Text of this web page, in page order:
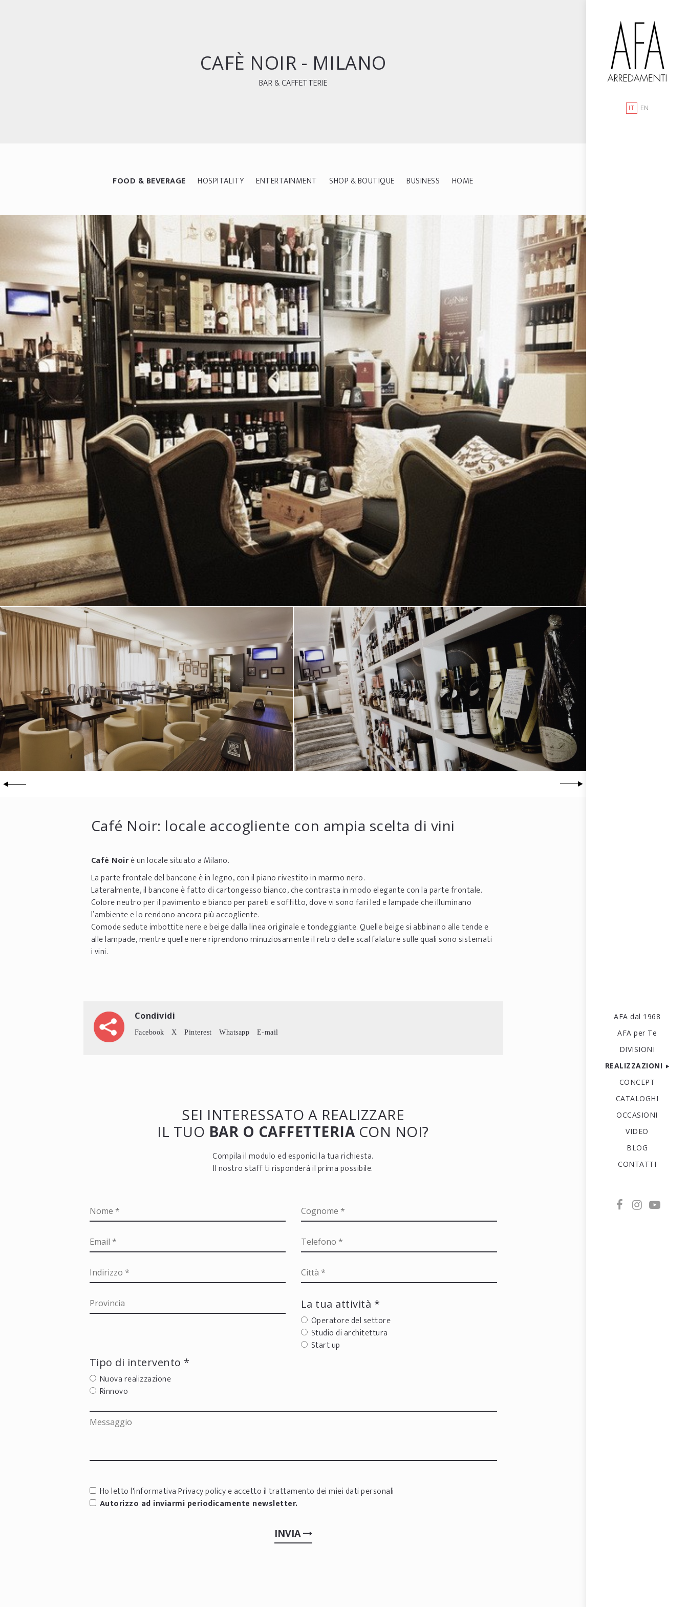
IT EN
AFA dal 1968
AFA per Te
DIVISIONI
REALIZZAZIONI
CONCEPT
CATALOGHI
OCCASIONI
VIDEO
BLOG
CONTATTI
CAFÈ NOIR - MILANO
BAR & CAFFETTERIE
FOOD & BEVERAGE HOSPITALITY ENTERTAINMENT SHOP & BOUTIQUE BUSINESS HOME
Café Noir: locale accogliente con ampia scelta di vini
Café Noirè un locale situato a Milano.
La parte frontale del bancone è in legno, con il piano rivestito in marmo nero.
Lateralmente, il bancone è fatto di cartongesso bianco, che contrasta in modo elegante con la parte frontale.
Colore neutro per il pavimento e bianco per pareti e soffitto, dove vi sono fari led e lampade che illuminano
l’ambiente e lo rendono ancora più accogliente.
Comode sedute imbottite nere e beige dalla linea originale e tondeggiante. Quelle beige si abbinano alle tende e
alle lampade, mentre quelle nere riprendono minuziosamente il retro delle scaffalature sulle quali sono sistemati
i vini.
Condividi
Facebook X Pinterest Whatsapp E-mail
SEI INTERESSATO A REALIZZARE
IL TUO BAR O CAFFETTERIACON NOI?
Compila il modulo ed esponici la tua richiesta.
Il nostro staff ti risponderà il prima possibile.
La tua attività *
Operatore del settore
Studio di architettura
Start up
Tipo di intervento *
Nuova realizzazione
Rinnovo
Ho letto l'informativaPrivacy policye accetto il trattamento dei miei dati personali
Autorizzo ad inviarmi periodicamente newsletter.
INVIA